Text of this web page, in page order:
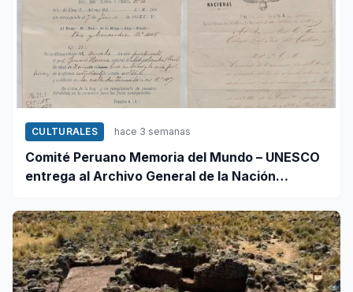
CULTURALES hace 3 semanas
Comité Peruano Memoria del Mundo – UNESCO
entrega al Archivo General de la Nación
documentales